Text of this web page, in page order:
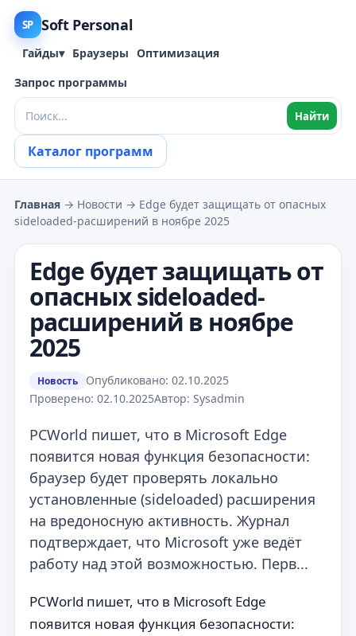
SP Soft Personal
Гайды▾ Браузеры Оптимизация
Запрос программы
Найти
Каталог программ
Главная → Новости → Edge будет защищать от опасных
sideloaded-расширений в ноябре 2025
Edge будет защищать от
опасных sideloaded-
расширений в ноябре
2025
Новость
Опубликовано: 02.10.2025
Проверено: 02.10.2025Автор: Sysadmin
PCWorld пишет, что в Microsoft Edge
появится новая функция безопасности:
браузер будет проверять локально
установленные (sideloaded) расширения
на вредоносную активность. Журнал
подтверждает, что Microsoft уже ведёт
работу над этой возможностью. Перв...
PCWorld пишет, что в Microsoft Edge
появится новая функция безопасности: